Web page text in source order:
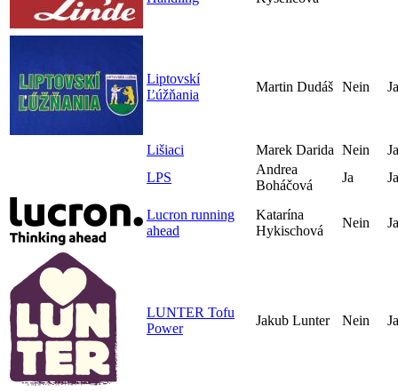
Liptovskí
Ľúžňania
Martin Dudáš Nein Ja
Lišiaci Marek Darida Nein
Ja
LPS
Andrea
Boháčová
Ja Ja
Lucron running
ahead
Katarína
Hykischová
Nein Ja
LUNTER Tofu
Power
Jakub Lunter Nein Ja